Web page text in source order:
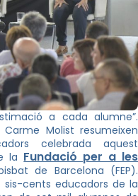
a cada alumne”.
Molist resumeixen
celebrada aquest
la Fundació per a les
de Barcelona (FEP).
cents educadors de la